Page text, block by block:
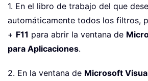
1. En el libro de trabajo del que
automáticamente todos los filtros,
+ F11 para abrir la ventana de
para Aplicaciones.
2. En la ventana de Microsoft